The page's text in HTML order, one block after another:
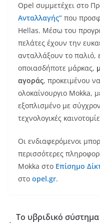
Opel συμμετέχει στο
Ανταλλαγής” που
Hellas. Μέσω του
πελάτες έχουν την
ανταλλάξουν το παλιό,
οποιασδήποτε μάρκας,
αγοράς, προκειμένου
ολοκαίνουργιο Mokka,
εξοπλισμένο με
τεχνολογικές
Οι ενδιαφερόμενοι
περισσότερες
Mokka στο Επίσημο
στο οpel.gr.
Το υβριδικό